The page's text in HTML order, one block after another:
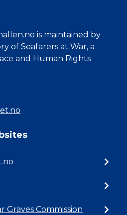
is maintained by
of Seafarers at War, a
and Human Rights
Graves Commission